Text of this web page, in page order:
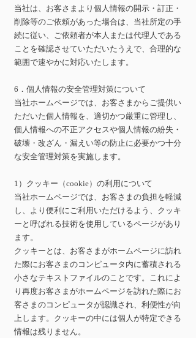
当社は、お客さまより個人情報の開示・訂正・
削除等のご依頼があった場合は、当社所定の手
続に従い、ご依頼者が本人または代理人である
ことを確認させていただいたうえで、合理的な
範囲で速やかに対応いたします。
6．個人情報の安全管理対策について
当社ホームページでは、お客さまからご提供い
ただいた個人情報を、適切かつ厳重に管理し、
個人情報への不正アクセスや個人情報の紛失・
破壊・改ざん・漏えい等の防止に必要かつ十分
な安全管理対策を実施します。
1）クッキー（cookie）の利用について
当社ホームページでは、お客さまの負担を軽減
し、より便利にご利用いただけるよう、クッキ
ーと呼ばれる技術を使用しているページがあり
ます。
クッキーとは、お客さまがホームページに訪れ
た際にお客さまのコンピュータ内に蓄積される
小さなテキストファイルのことです。これによ
り再度お客さまがホームページを訪れた際にお
客さまのコンピュータが認識され、利便性が向
上します。クッキーの中には個人が特定できる
情報は残りません。